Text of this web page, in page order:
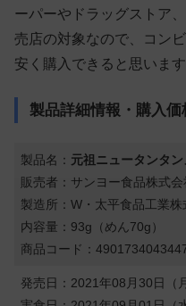
ーパーやドラッグストア
売店の対象なので、コン
安く購入できると思います
製品詳細情報・購入価
製品名： 元祖ニュータンタ
販売者：サンヨー食品株式会
製造所：W・太平食品工業
内容量：93g（めん70g）
商品コード：4901734043447
発売日：2021年08月30日（